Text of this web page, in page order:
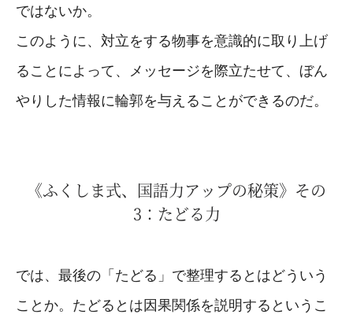
ではないか。
このように、対立をする物事を意識的に取り上げ
ることによって、メッセージを際立たせて、ぼん
やりした情報に輪郭を与えることができるのだ。
《ふくしま式、国語力アップの秘策》その
3：たどる力
では、最後の「たどる」で整理するとはどういう
ことか。たどるとは因果関係を説明するというこ